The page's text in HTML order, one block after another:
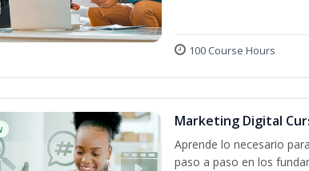
100 Course Hours
Marketing Digital
Aprende lo necesario
paso a paso en los